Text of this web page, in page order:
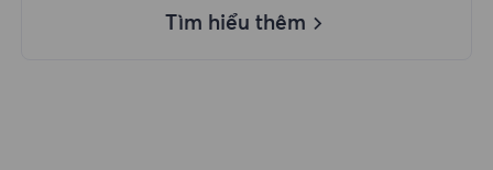
Tìm hiểu thêm